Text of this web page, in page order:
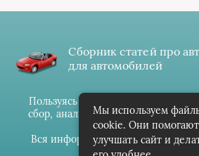
Сборник статей про
для автомобилей
Пользуясь данным ресурсом вы
сбор, анализ и хранение своих
согласноПравилам
Вся информация предоставлена
целях.
Мы используем
cookie. Они помогают
улучшать сайт и